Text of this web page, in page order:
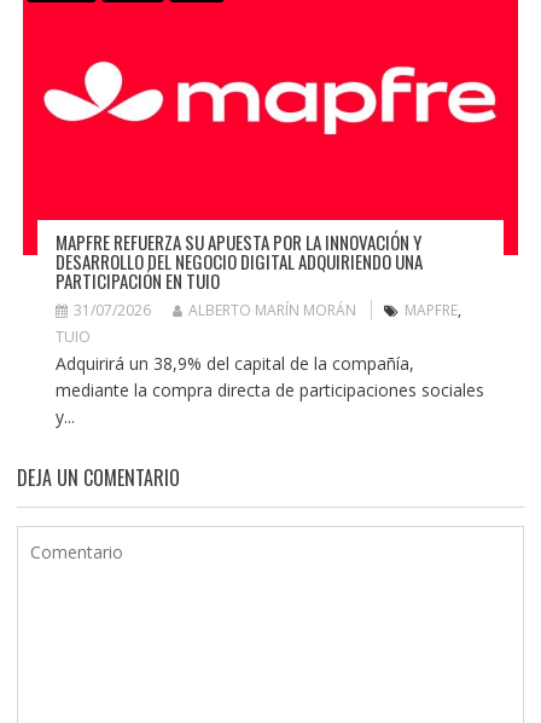
MAPFRE REFUERZA SU APUESTA POR LA INNOVACIÓN Y
DESARROLLO DEL NEGOCIO DIGITAL ADQUIRIENDO UNA
PARTICIPACIÓN EN TUIO
31/07/2026 ALBERTO MARÍN MORÁN MAPFRE,
TUIO
Adquirirá un 38,9% del capital de la compañía,
mediante la compra directa de participaciones sociales
y...
DEJA UN COMENTARIO